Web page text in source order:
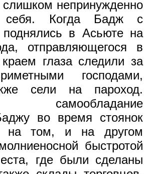
непринужденно
себя. Когда Бадж с
в Асьюте на
отправляющегося в
глаза следили за
господами,
сели на пароход.
самообладание
во время стоянок
на том, и на другом
быстротой
где были сделаны